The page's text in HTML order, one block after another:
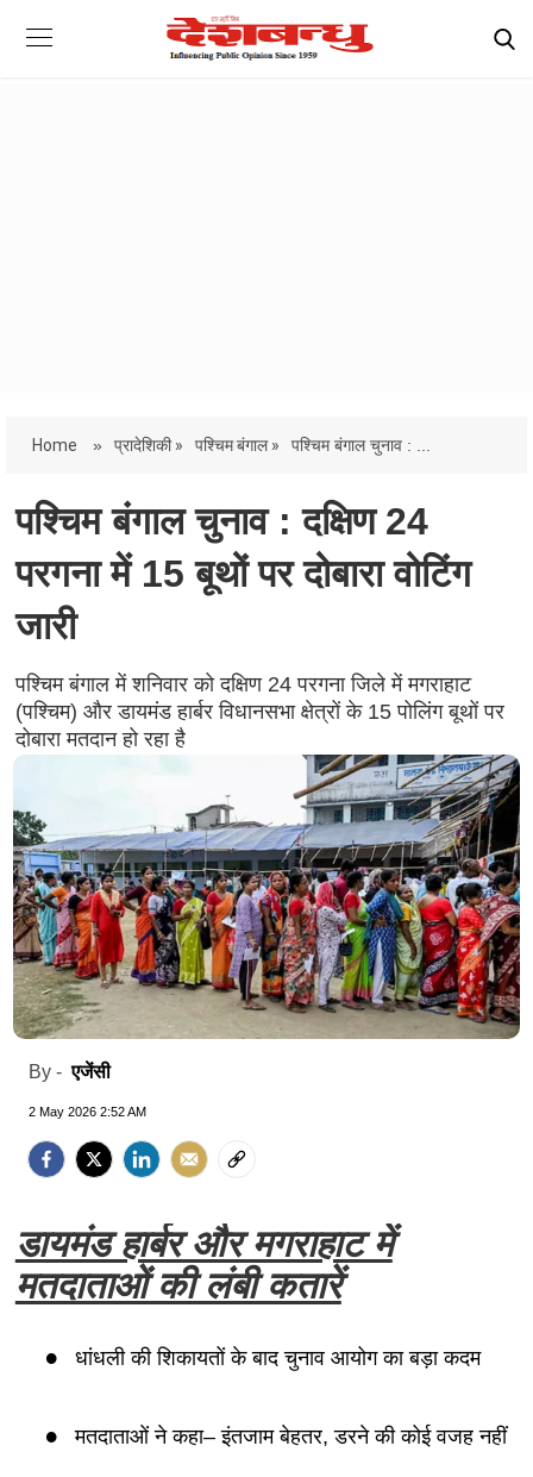
Home » प्रादेशिकी » पश्चिम बंगाल » पश्चिम बंगाल चुनाव : ...
पश्चिम बंगाल चुनाव : दक्षिण 24
परगना में 15 बूथों पर दोबारा वोटिंग
जारी
पश्चिम बंगाल में शनिवार को दक्षिण 24 परगना जिले में मगराहाट
(पश्चिम) और डायमंड हार्बर विधानसभा क्षेत्रों के 15 पोलिंग बूथों पर
दोबारा मतदान हो रहा है
By -एजेंसी
2 May 2026 2:52 AM
डायमंड हार्बर और मगराहाट में
मतदाताओं की लंबी कतारें
धांधली की शिकायतों के बाद चुनाव आयोग का बड़ा कदम
मतदाताओं ने कहा– इंतजाम बेहतर, डरने की कोई वजह नहीं